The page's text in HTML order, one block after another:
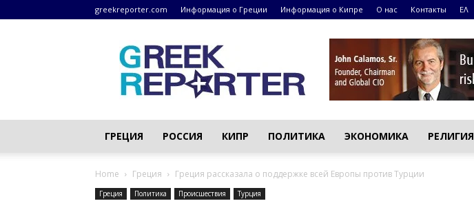
greekreporter.com Информация о Греции Информация о Кипре О нас Контакты ΕΛ
Греческие
новости
–
greekreporter.com
ГРЕЦИЯ РОССИЯ КИПР ПОЛИТИКА ЭКОНОМИКА РЕЛИГИЯ
Home Греция Греция рассказала о поддержке всей Европы против Турции
Греция Политика Происшествия Турция